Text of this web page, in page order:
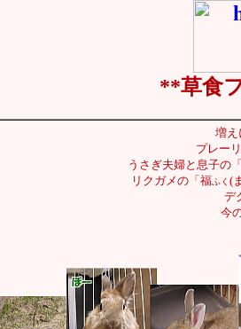
**草食
増え
プレー
うさぎ夫婦と息子の
リクガメの「福 ふく (
デ
今